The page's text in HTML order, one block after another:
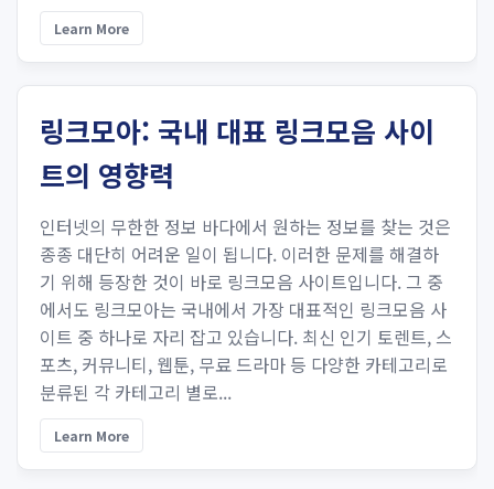
Learn More
링크모아: 국내 대표 링크모음 사이
트의 영향력
인터넷의 무한한 정보 바다에서 원하는 정보를 찾는 것은
종종 대단히 어려운 일이 됩니다. 이러한 문제를 해결하
기 위해 등장한 것이 바로 링크모음 사이트입니다. 그 중
에서도 링크모아는 국내에서 가장 대표적인 링크모음 사
이트 중 하나로 자리 잡고 있습니다. 최신 인기 토렌트, 스
포츠, 커뮤니티, 웹툰, 무료 드라마 등 다양한 카테고리로
분류된 각 카테고리 별로...
Learn More